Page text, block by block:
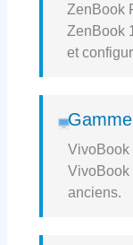
ZenBook
ZenBook
et
VivoBook
VivoBook
anciens.